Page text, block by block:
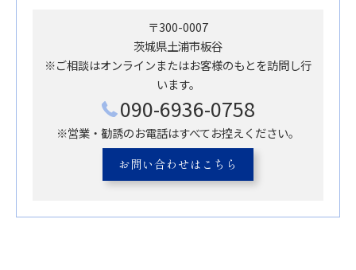
〒300-0007
茨城県土浦市板谷
※ご相談はオンラインまたはお客様のもとを訪問し行
います。
090-6936-0758
※営業・勧誘のお電話はすべてお控えください。
お問い合わせはこちら